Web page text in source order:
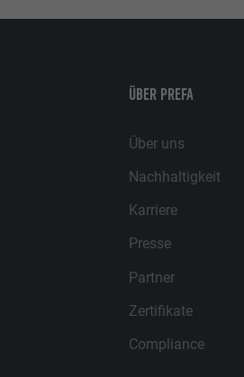
ÜBER PREFA
Über uns
Nachhaltigkeit
Karriere
Presse
Partner
Zertifikate
Compliance